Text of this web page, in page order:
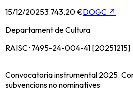
15/12/20253.743,20 €DOGC ↗
Departament de Cultura
RAISC · 7495-24-004-41 [20251215]
Convocatoria instrumental 2025.
subvencions no nominatives